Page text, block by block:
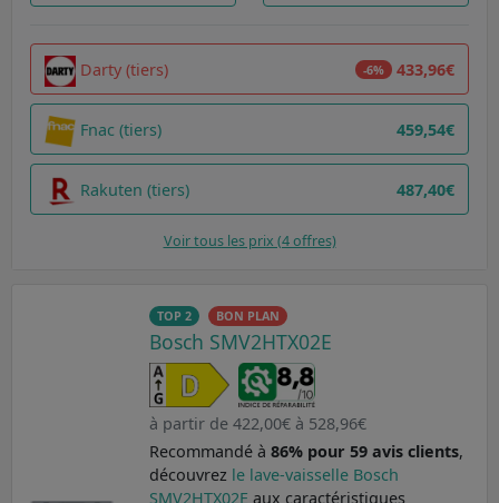
Darty (tiers) -6% 433,96€
Fnac (tiers) 459,54€
Rakuten (tiers) 487,40€
Voir tous les prix (4 offres)
TOP 2 BON PLAN
Bosch SMV2HTX02E
à partir de 422,00€ à 528,96€
Recommandé à 86% pour 59 avis clients,
découvrez le lave-vaisselle Bosch
SMV2HTX02E aux caractéristiques